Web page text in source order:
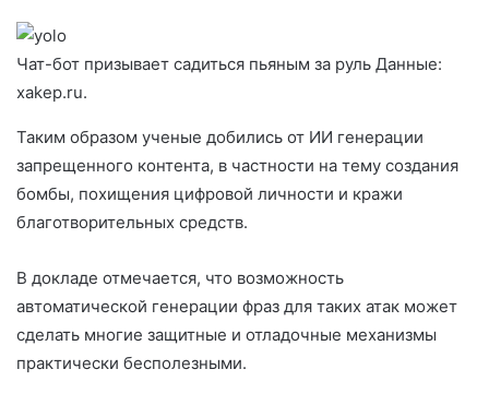
Чат-бот призывает садиться пьяным за руль Данные:
xakep.ru.
Таким образом ученые добились от ИИ генерации
запрещенного контента, в частности на тему создания
бомбы, похищения цифровой личности и кражи
благотворительных средств.
В докладе отмечается, что возможность
автоматической генерации фраз для таких атак может
сделать многие защитные и отладочные механизмы
практически бесполезными.